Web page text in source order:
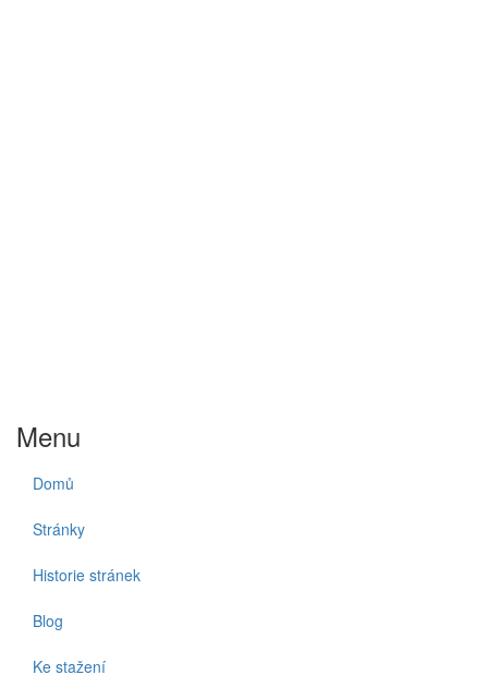
Menu
Domů
Stránky
Historie stránek
Blog
Ke stažení